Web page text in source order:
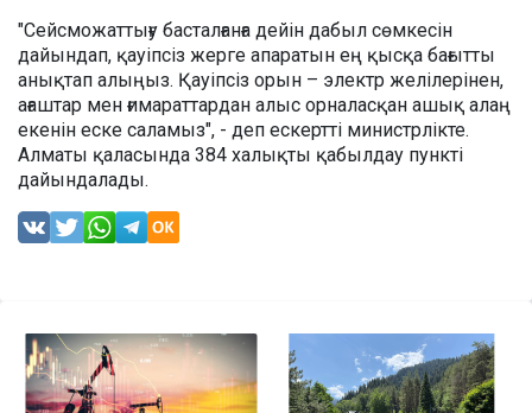
"Сейсможаттығу басталғанға дейін дабыл сөмкесін
дайындап, қауіпсіз жерге апаратын ең қысқа бағытты
анықтап алыңыз. Қауіпсіз орын – электр желілерінен,
ағаштар мен ғимараттардан алыс орналасқан ашық алаң
екенін еске саламыз", - деп ескертті министрлікте.
Алматы қаласында 384 халықты қабылдау пункті
дайындалады.